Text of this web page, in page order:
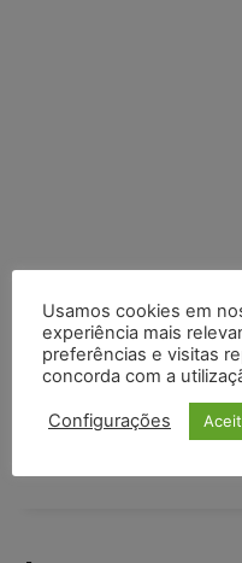
Usamos cookies em
experiência mais
preferências e visitas
concorda com a
Configurações